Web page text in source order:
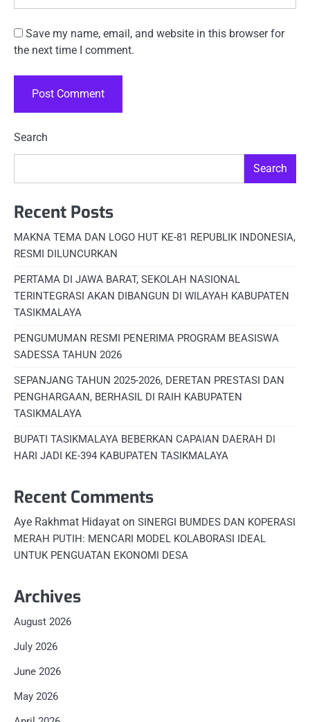
Save my name, email, and website in this browser for
the next time I comment.
Search
Search
Recent Posts
MAKNA TEMA DAN LOGO HUT KE-81 REPUBLIK INDONESIA,
RESMI DILUNCURKAN
PERTAMA DI JAWA BARAT, SEKOLAH NASIONAL
TERINTEGRASI AKAN DIBANGUN DI WILAYAH KABUPATEN
TASIKMALAYA
PENGUMUMAN RESMI PENERIMA PROGRAM BEASISWA
SADESSA TAHUN 2026
SEPANJANG TAHUN 2025-2026, DERETAN PRESTASI DAN
PENGHARGAAN, BERHASIL DI RAIH KABUPATEN
TASIKMALAYA
BUPATI TASIKMALAYA BEBERKAN CAPAIAN DAERAH DI
HARI JADI KE-394 KABUPATEN TASIKMALAYA
Recent Comments
Aye Rakhmat Hidayat on SINERGI BUMDES DAN KOPERASI
MERAH PUTIH: MENCARI MODEL KOLABORASI IDEAL
UNTUK PENGUATAN EKONOMI DESA
Archives
August 2026
July 2026
June 2026
May 2026